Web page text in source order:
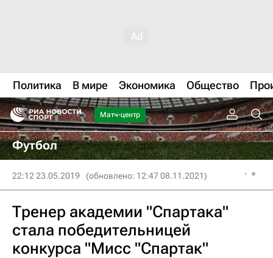
Политика В мире Экономика Общество
Матч-центр
Футбол
22:12 23.05.2019 (обновлено: 12:47 08.11.2021)
Тренер академии "Спартака"
стала победительницей
конкурса "Мисс "Спартак"